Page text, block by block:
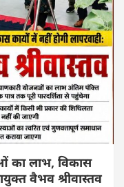
का लाभ, विकास
वैभव श्रीवास्तव